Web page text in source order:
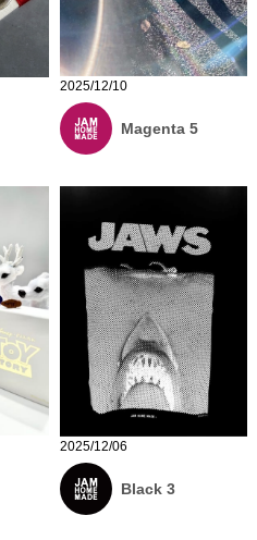
2025/12/10
Magenta 5
2025/12/06
Black 3